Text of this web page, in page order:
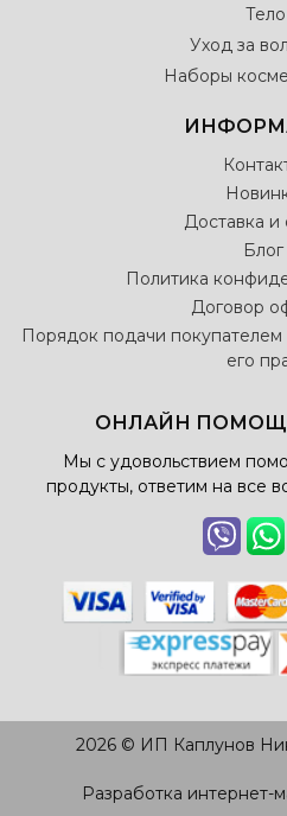
Тело
Уход за
Наборы
Доставка и
Блог
Политика
Договор
Порядок подачи
его
ОНЛАЙН ПОМОЩЬ
Мы с удовольствием
продукты, ответим на все
2026 © ИП Каплунов
Разработка интернет-